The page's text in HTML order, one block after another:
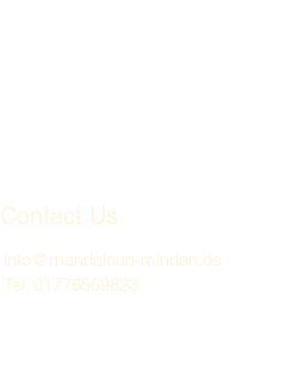
Contact Us
info@mandaloun-minden.de
Tel. 01776569823